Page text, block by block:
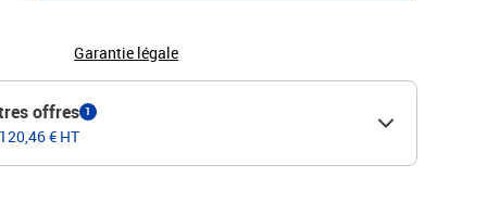
Garantie légale
offres 1
€ HT